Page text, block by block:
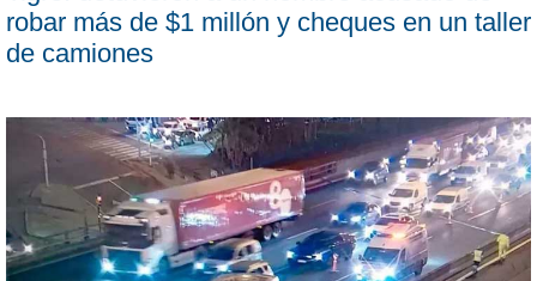
robar más de $1 millón y cheques en un taller
de camiones